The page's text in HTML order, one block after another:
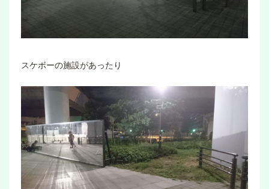
スケボーの施設があったり